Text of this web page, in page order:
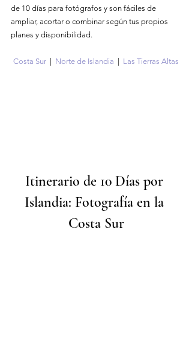
de 10 días para fotógrafos y son fáciles de
ampliar, acortar o combinar según tus propios
planes y disponibilidad.
Costa Sur Norte de Islandia Las Tierras Altas
Itinerario de 10 Días por
Islandia: Fotografía en la
Costa Sur